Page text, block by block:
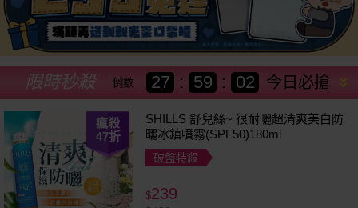
今日必搶
限時秒殺 倒數 27 : 58 : 59
瘋殺
47折
SHILLS 舒兒絲~ 很耐曬超清爽美白防
曬冰鎮噴霧(SPF50)180ml
破盤特殺
$239